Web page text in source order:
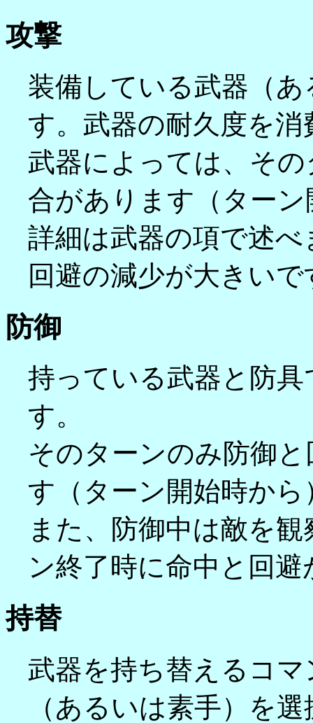
攻撃
装備している武器（
す。武器の耐久度を消
武器によっては、そ
合があります（ター
詳細は武器の項で述
回避の減少が大きいで
防御
持っている武器と防
す。
そのターンのみ防御
す（ターン開始時から
また、防御中は敵を
ン終了時に命中と回
持替
武器を持ち替えるコ
（あるいは素手）を